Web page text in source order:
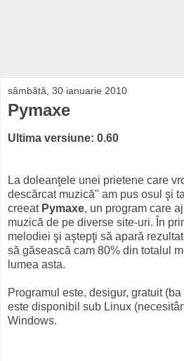
sâmbătă, 30 ianuarie 2010
Pymaxe
Ultima versiune: 0.60
La doleanţele unei prietene care
descărcat muzică" am pus osul şi
creeat Pymaxe, un program care
muzică de pe diverse site-uri. În
melodiei şi aştepţi să apară
să găsească cam 80% din totalul
lumea asta.
Programul este, desigur, gratuit
este disponibil sub Linux
Windows.